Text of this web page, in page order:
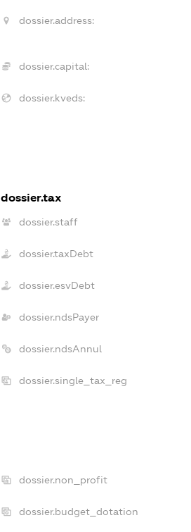
dossier.address:
dossier.capital:
dossier.kveds:
dossier.tax
dossier.staff
dossier.taxDebt
dossier.esvDebt
dossier.ndsPayer
dossier.ndsAnnul
dossier.single_tax_reg
dossier.non_profit
dossier.budget_dotation